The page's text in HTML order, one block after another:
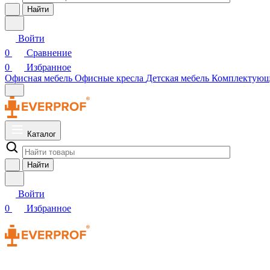
Найти
Войти
0
Сравнение
0
Избранное
Офисная мебель Офисные кресла Детская мебель
Каталог
Найти
Войти
0
Избранное